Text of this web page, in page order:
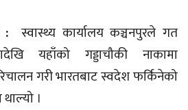
:स्वास्थ्य कार्यालय कञ्चनपुरले गत
यहाँको गड्डाचौकी नाकामा
गरी भारतबाट स्वदेश फर्किनेको
।